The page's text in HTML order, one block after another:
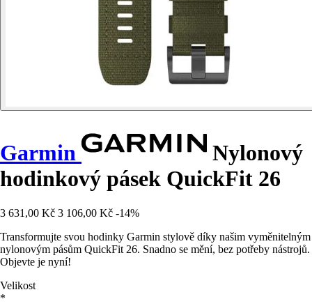
Garmin
Nylonový
hodinkový pásek QuickFit 26
3 631,00 Kč 3 106,00 Kč -14%
Transformujte svou hodinky Garmin stylově díky našim vyměnitelným
nylonovým pásům QuickFit 26. Snadno se mění, bez potřeby nástrojů.
Objevte je nyní!
Velikost
*